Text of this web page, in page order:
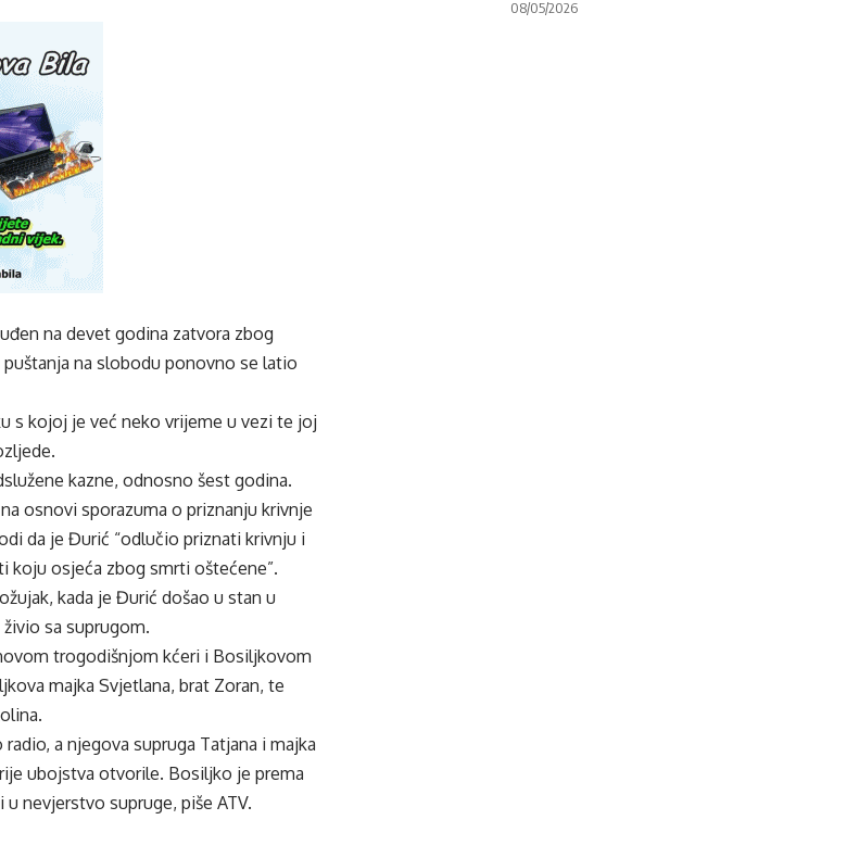
na devet godina zatvora zbog
na slobodu ponovno se latio
s kojoj je već neko vrijeme u vezi te joj
kazne, odnosno šest godina.
osnovi sporazuma o priznanju krivnje
da je Đurić “odlučio priznati krivnju i
koju osjeća zbog smrti oštećene”.
kada je Đurić došao u stan u
sa suprugom.
trogodišnjom kćeri i Bosiljkovom
majka Svjetlana, brat Zoran, te
a njegova supruga Tatjana i majka
ubojstva otvorile. Bosiljko je prema
u nevjerstvo supruge, pišeATV.
08/05/2026